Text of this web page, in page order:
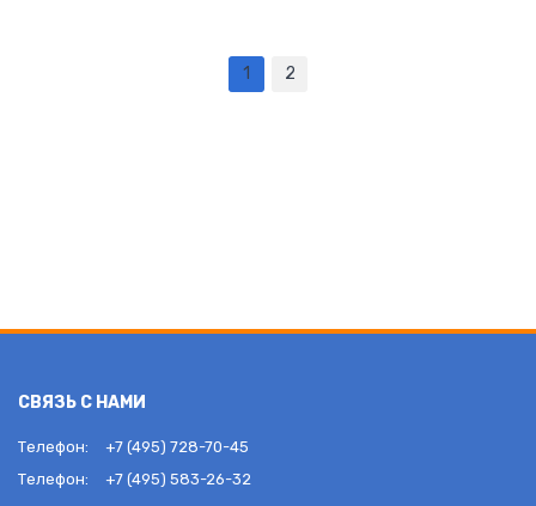
1 2
СВЯЗЬ С НАМИ
Телефон:
+7 (495) 728-70-45
Телефон:
+7 (495) 583-26-32